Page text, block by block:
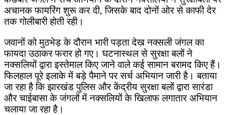
अचानक फायरिंग शुरू कर दी, जिसके बाद दोनों ओर से काफी देर
तक गोलीबारी होती रही।
जवानों को मुठभेड़ के दौरान भारी पड़ता देख नक्सली जंगल का
फायदा उठाकर फरार हो गए। घटनास्थल से सुरक्षा बलों ने
नक्सलियों द्वारा इस्तेमाल किए जाने वाले कई सामान बरामद किए हैं।
फिलहाल पूरे इलाके में बड़े पैमाने पर सर्च अभियान जारी है। बताया
जा रहा है कि झारखंड पुलिस और केंद्रीय सुरक्षा बलों द्वारा सारंडा
और चाईबासा के जंगलों में नक्सलियों के खिलाफ लगातार अभियान
चलाया जा रहा है।